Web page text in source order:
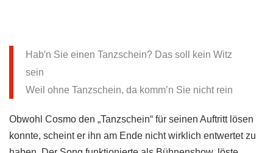
Hab′n Sie einen Tanzschein? Das soll kein Witz
sein
Weil ohne Tanzschein, da komm’n Sie nicht rein
Obwohl Cosmo den „Tanzschein“ für seinen Auftritt lösen
konnte, scheint er ihn am Ende nicht wirklich entwertet zu